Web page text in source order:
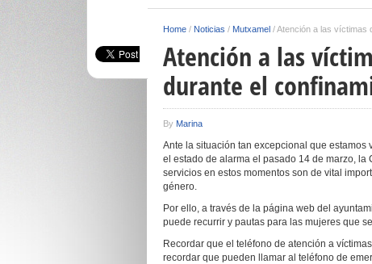
Home / Noticias / Mutxamel /Atención a las víctimas
Atención a las
durante el
By Marina
Ante la situación tan excepcional que
el estado de alarma el pasado 14 de marzo,
servicios en estos momentos son de vital
género.
Por ello, a través de la página web del
puede recurrir y pautas para las mujeres que
Recordar que el teléfono de atención a
recordar que pueden llamar al teléfono de